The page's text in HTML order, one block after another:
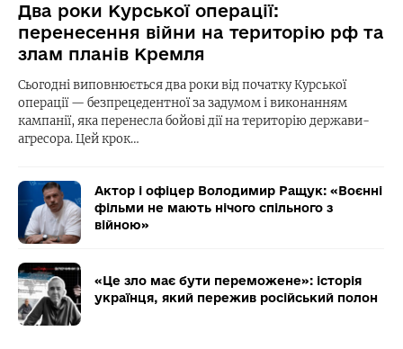
Два роки Курської операції:
перенесення війни на територію рф та
злам планів Кремля
Сьогодні виповнюється два роки від початку Курської
операції — безпрецедентної за задумом і виконанням
кампанії, яка перенесла бойові дії на територію держави-
агресора. Цей крок…
Актор і офіцер Володимир Ращук: «Воєнні
фільми не мають нічого спільного з
війною»
«Це зло має бути переможене»: історія
українця, який пережив російський полон